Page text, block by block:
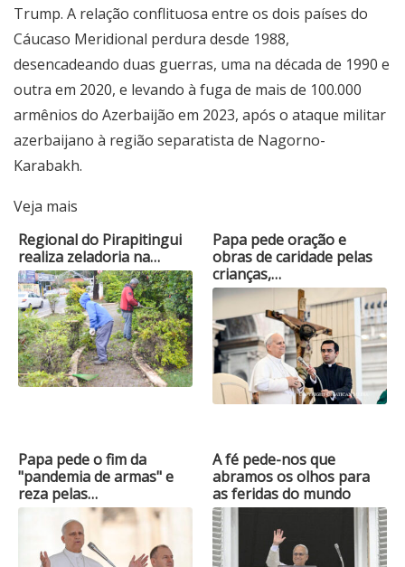
Trump. A relação conflituosa entre os dois países do
Cáucaso Meridional perdura desde 1988,
desencadeando duas guerras, uma na década de 1990 e
outra em 2020, e levando à fuga de mais de 100.000
armênios do Azerbaijão em 2023, após o ataque militar
azerbaijano à região separatista de Nagorno-
Karabakh.
Veja mais
Regional do Pirapitingui
realiza zeladoria na…
Papa pede oração e
obras de caridade pelas
crianças,…
Papa pede o fim da
"pandemia de armas" e
reza pelas…
A fé pede-nos que
abramos os olhos para
as feridas do mundo